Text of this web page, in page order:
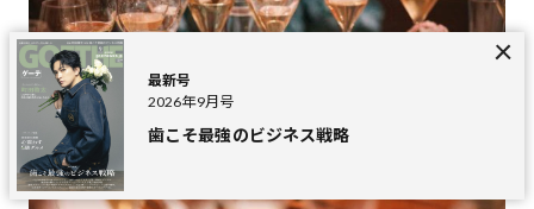
最新号
2026年9月号
歯こそ最強のビジネス戦略